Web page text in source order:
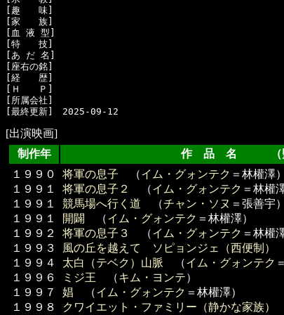
[趣　　味]
[家　　族]
[血 液 型]
[特　　技]
[あ だ 名]
[座右の銘]
[経　　歴]
[Ｈ　　Ｐ]
[所属会社]
[出演映画]
制作年
作 品 名 （監
１９９０
１９９１
１９９１
１９９１
１９９２
１９９３
１９９４
１９９６
１９９７
１９９８
将軍の息子 （イム・グォンテク ＝林權澤）
将軍の息子２
（イム・グォンテク ＝林權
競馬場へ行く道 （チャン・ソヌ ＝張善宇）
開闢
（イム・グォンテク ＝林權澤）
将軍の息子３
（イム・グォンテク ＝林權
風の丘を越えて ソピョンジェ（西便制）
太白（テベク）山脈 （イム・グォンテク
ミジ王 （キム・ヨンテ）
娼 （イム・グォンテク ＝林權澤）
クワイエット・ファミリー（静かな家族）